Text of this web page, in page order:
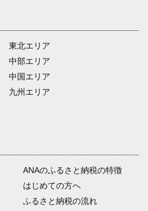
東北エリア
中部エリア
中国エリア
九州エリア
ANAのふるさと納税の特徴
はじめての方へ
ふるさと納税の流れ